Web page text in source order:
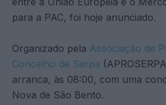
para a PAC, foi hoje anunciado.
Organizado pela Associação de
Concelho de Serpa
arranca, às 08:00, com uma
Nova de São Bento.